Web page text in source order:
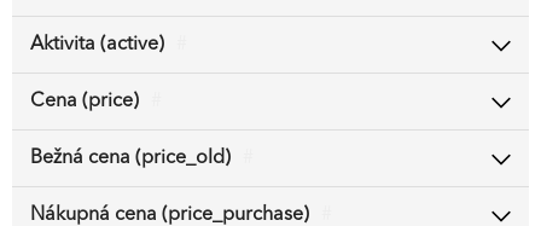
Aktivita (active)
Cena (price)
Bežná cena (price_old)
Nákupná cena (price_purchase)